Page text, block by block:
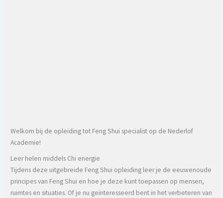
Welkom bij de opleiding tot Feng Shui specialist op de Nederlof
Academie!
Leer helen middels Chi energie
Tijdens deze uitgebreide Feng Shui opleiding leer je de eeuwenoude
principes van Feng Shui en hoe je deze kunt toepassen op mensen,
ruimtes en situaties. Of je nu geïnteresseerd bent in het verbeteren van